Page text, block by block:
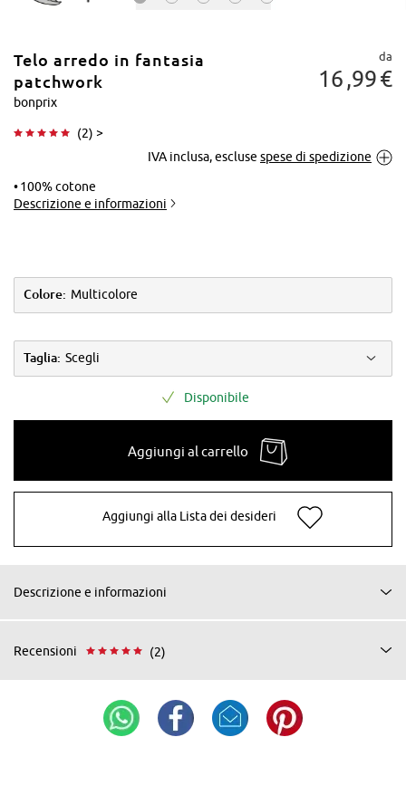
ingrandire
Telo arredo in fantasia
patchwork
bonprix
(2) >
da
16 99€
IVA inclusa, escluse spese di spedizione
100% cotone
Descrizione e informazioni
Colore: Multicolore
Taglia: Scegli
Disponibile
Aggiungi al carrello
Aggiungi alla Lista dei desideri
Descrizione e informazioni
Recensioni (2)